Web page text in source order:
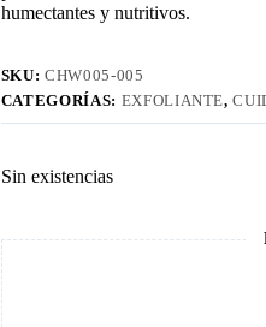
humectantes y nutritivos.
SKU:CHW005-005
CATEGORÍAS: EXFOLIANTE,
Sin existencias